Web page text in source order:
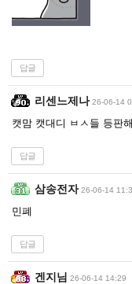
답글
리센느제나 26-06-14
캣맘 캣대디 ㅂㅅ들 등판
답글
삼송전자 26-06-14
민폐
답글
겐지님 26-06-14 14:29